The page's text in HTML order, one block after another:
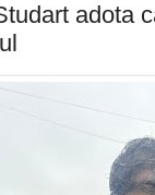
adota